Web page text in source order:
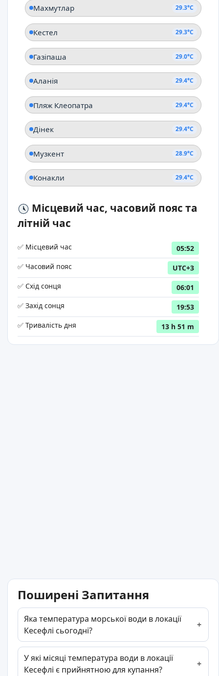
Махмутлар 29.3°C
Кестел 29.3°C
Газіпаша 29.0°C
Аланія 29.4°C
Пляж Клеопатра 29.4°C
Дінек 29.4°C
Музкент 28.9°C
Конакли 29.4°C
Місцевий час, часовий пояс та
літній час
✅ Місцевий час
05:52
✅ Часовий пояс
UTC+3
✅ Схід сонця
06:01
✅ Захід сонця
19:53
✅ Тривалість дня
13 h 51 m
Поширені Запитання
Яка температура морської води в локації
Кесефлі сьогодні?
У які місяці температура води в локації
Кесефлі є прийнятною для купання?